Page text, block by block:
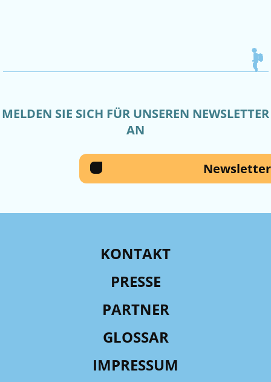
MELDEN SIE SICH FÜR UNSEREN NEWSLETTER
AN
Newsletter
KONTAKT
PRESSE
PARTNER
GLOSSAR
IMPRESSUM